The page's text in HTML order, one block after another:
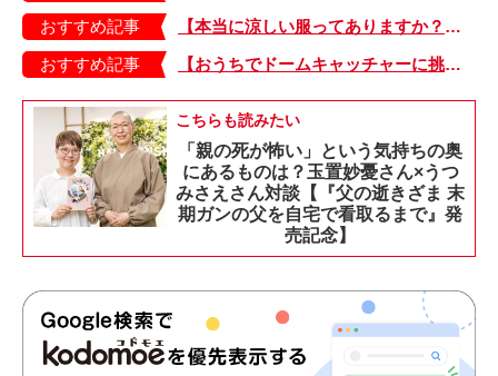
おすすめ記事
【本当に涼しい服ってありますか？】夏素材の代表「リネン」で夏らしいおしゃれを♪「ワンピース」「パンツ」「スカート」「シャツ」の気になるアイテムはコレ！
おすすめ記事
【おうちでドームキャッチャーに挑戦だ】アンパンマン わくわくドームキャッチャー
こちらも読みたい
「親の死が怖い」という気持ちの奥
にあるものは？玉置妙憂さん×うつ
みさえさん対談【『父の逝きざま 末
期ガンの父を自宅で看取るまで』発
売記念】